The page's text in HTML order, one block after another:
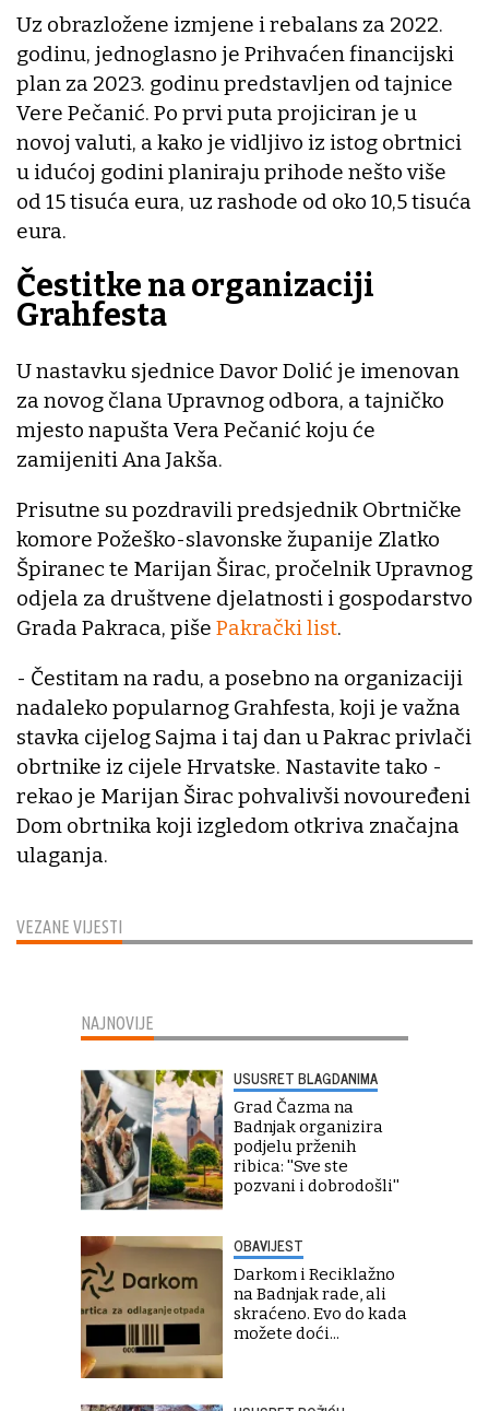
VEZANE VIJESTI
Uz obrazložene izmjene i rebalans za 2022.
godinu, jednoglasno je Prihvaćen financijski
plan za 2023. godinu predstavljen od tajnice
Vere Pečanić. Po prvi puta projiciran je u
novoj valuti, a kako je vidljivo iz istog obrtnici
u idućoj godini planiraju prihode nešto više
od 15 tisuća eura, uz rashode od oko 10,5 tisuća
eura.
Čestitke na organizaciji
Grahfesta
U nastavku sjednice Davor Dolić je imenovan
za novog člana Upravnog odbora, a tajničko
mjesto napušta Vera Pečanić koju će
zamijeniti Ana Jakša.
Prisutne su pozdravili predsjednik Obrtničke
komore Požeško-slavonske županije Zlatko
Špiranec te Marijan Širac, pročelnik Upravnog
odjela za društvene djelatnosti i gospodarstvo
Grada Pakraca, piše Pakrački list.
- Čestitam na radu, a posebno na organizaciji
nadaleko popularnog Grahfesta, koji je važna
stavka cijelog Sajma i taj dan u Pakrac privlači
obrtnike iz cijele Hrvatske. Nastavite tako -
rekao je Marijan Širac pohvalivši novouređeni
Dom obrtnika koji izgledom otkriva značajna
ulaganja.
NAJNOVIJE
USUSRET BLAGDANIMA
Grad Čazma na
Badnjak organizira
podjelu prženih
ribica: ''Sve ste
pozvani i dobrodošli''
OBAVIJEST
Darkom i Reciklažno
na Badnjak rade, ali
skraćeno. Evo do kada
možete doći...